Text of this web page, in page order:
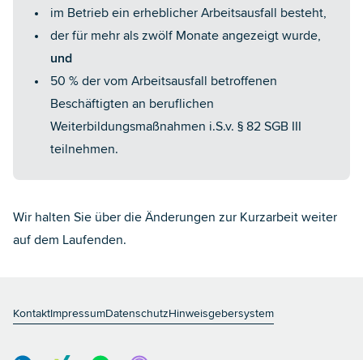
im Betrieb ein erheblicher Arbeitsausfall besteht,
der für mehr als zwölf Monate angezeigt wurde,
und
50 % der vom Arbeitsausfall betroffenen
Beschäftigten an beruflichen
Weiterbildungsmaßnahmen i.S.v. § 82 SGB III
teilnehmen.
Wir halten Sie über die Änderungen zur Kurzarbeit weiter
auf dem Laufenden.
KontaktImpressumDatenschutzHinweisgebersystem